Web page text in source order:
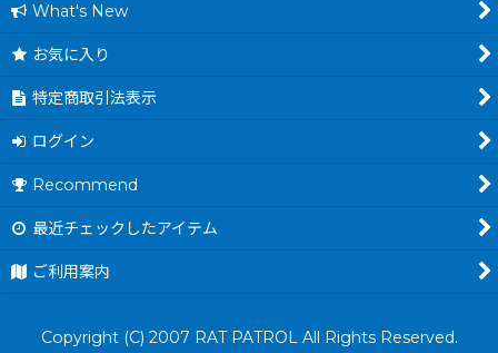
What's New
お気に入り
特定商取引法表示
ログイン
Recommend
最近チェックしたアイテム
ご利用案内
Copyright (C) 2007 RAT PATROL All Rights Reserved.